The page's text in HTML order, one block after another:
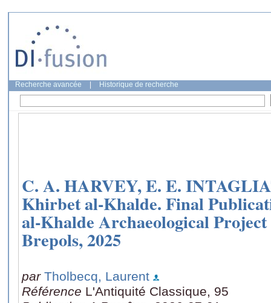
Recherche avancée Historique de recherche
C. A. HARVEY, E. E.
Khirbet al-Khalde. Final
al-Khalde Archaeological
Brepols, 2025
par Tholbecq, Laurent
Référence L'Antiquité Classique, 95